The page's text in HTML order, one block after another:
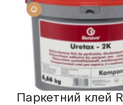
Паркетний клей